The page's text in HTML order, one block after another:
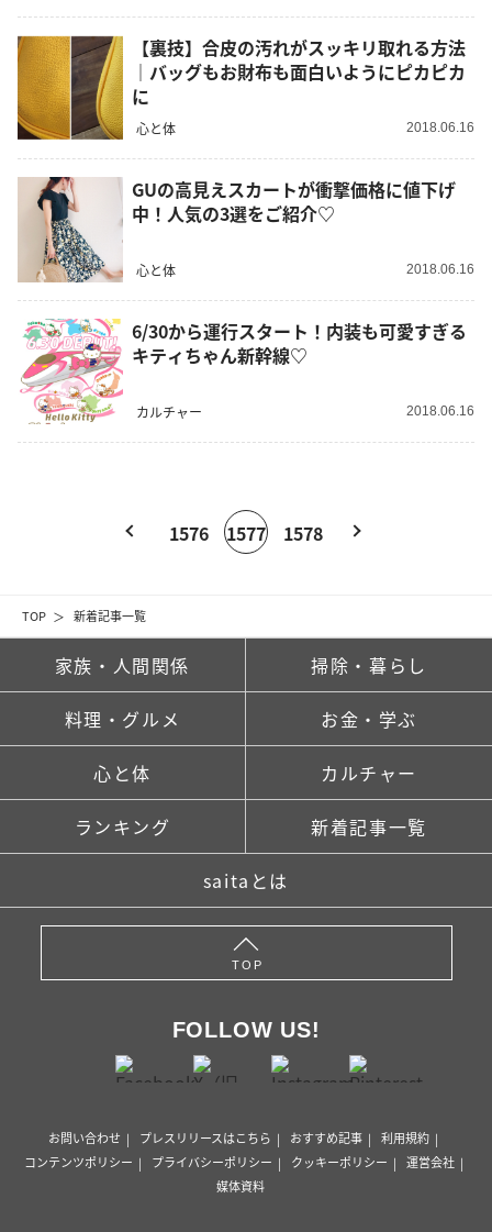
TOP 新着記事一覧
【裏技】合皮の汚れがスッキリ取れる方法
｜バッグもお財布も面白いようにピカピカ
に
心と体 2018.06.16
GUの高見えスカートが衝撃価格に値下げ
中！人気の3選をご紹介♡
心と体 2018.06.16
6/30から運行スタート！内装も可愛すぎる
キティちゃん新幹線♡
カルチャー 2018.06.16
1576 1577 1578
家族・人間関係 掃除・暮らし
料理・グルメ お金・学ぶ
心と体 カルチャー
ランキング 新着記事一覧
saitaとは
TOP
FOLLOW US!
お問い合わせ プレスリリースはこちら おすすめ記事
利用規約
コンテンツポリシー
プライバシーポリシー クッキーポリシー
運営会社
媒体資料